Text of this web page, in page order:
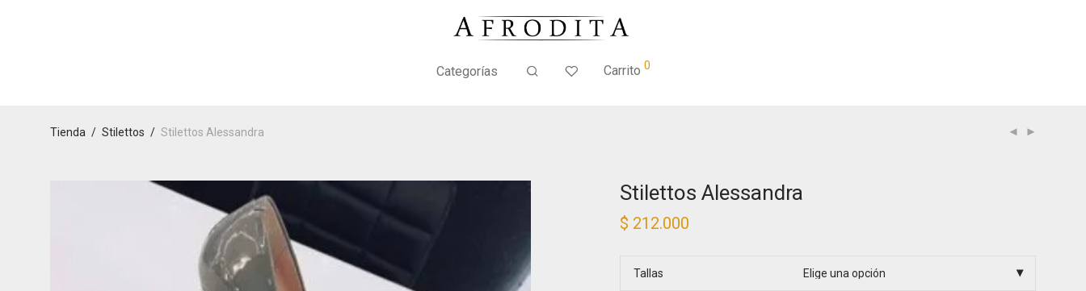
Categorías Carrito 0
Tienda / Stilettos / Stilettos Alessandra
Stilettos Alessandra
$ 212.000
Tallas